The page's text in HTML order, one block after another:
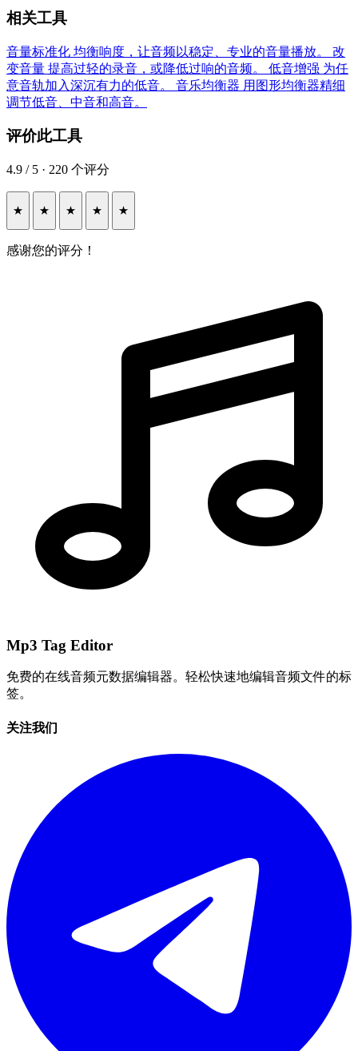
相关工具
音量标准化 均衡响度，让音频以稳定、专业的音量播放。
改
变音量 提高过轻的录音，或降低过响的音频。 低音增强 为任
意音轨加入深沉有力的低音。
音乐均衡器 用图形均衡器精细
调节低音、中音和高音。
评价此工具
4.9 / 5 · 220 个评分
★ ★ ★ ★ ★
感谢您的评分！
Mp3 Tag Editor
免费的在线音频元数据编辑器。轻松快速地编辑音频文件的标
签。
关注我们